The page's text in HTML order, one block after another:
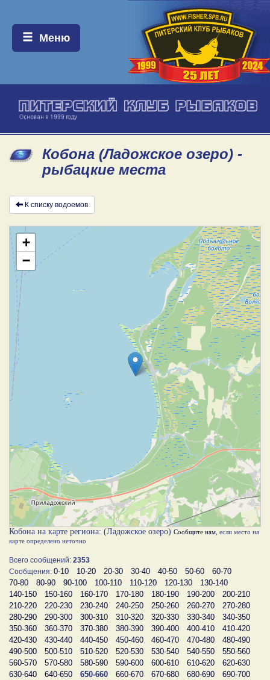
Меню:
Меню
Кобона (Ладожское озеро) -
рыбацкие места
К списку водоемов
+
−
Кобона на карте региона: (Ладожское озеро) Сообщите нам , если место на
карте определено неточно
Всего сообщений: 2353
Сообщения: 0-10 10-20 20-30 30-40 40-50 50-60
60-70
70-80
80-90 90-100 100-110 110-120 120-130
130-140
140-150
150-160 160-170 170-180 180-190 190-200
200-210
210-220
220-230 230-240 240-250 250-260 260-270
270-280
280-290
290-300 300-310 310-320 320-330 330-340
340-350
350-360
360-370 370-380 380-390 390-400 400-410
410-420
420-430
430-440 440-450 450-460 460-470 470-480
480-490
490-500
500-510 510-520 520-530 530-540 540-550
550-560
560-570
570-580 580-590 590-600 600-610 610-620
620-630
630-640
640-650 650-660 660-670 670-680 680-690
690-700